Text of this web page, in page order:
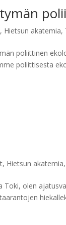
, Hietsun akatemia,
poliittinen
poliittisesta
, Hietsun akatemia,
olen